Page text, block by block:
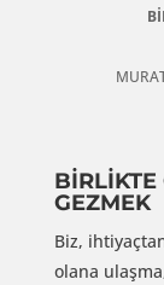
GEZMEK
Biz,
olana